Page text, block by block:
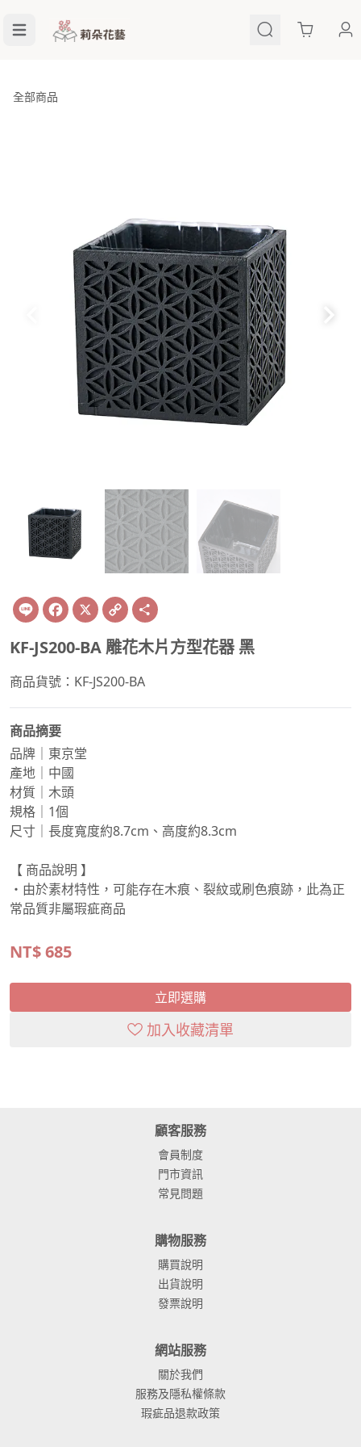
Cart
全部商品
Line Facebook
X Copy
Link
KF-JS200-BA 雕花木片方型花器 黑
商品貨號：KF-JS200-BA
商品摘要
品牌｜東京堂
產地｜中國
材質｜木頭
規格｜1個
尺寸｜長度寬度約8.7cm、高度約8.3cm
【 商品說明 】
・由於素材特性，可能存在木痕、裂紋或刷色痕跡，此為正
常品質非屬瑕疵商品
NT$685
立即選購
加入收藏清單
顧客服務
會員制度
門市資訊
常見問題
購物服務
購買說明
出貨說明
發票說明
網站服務
關於我們
服務及隱私權條款
瑕疵品退款政策